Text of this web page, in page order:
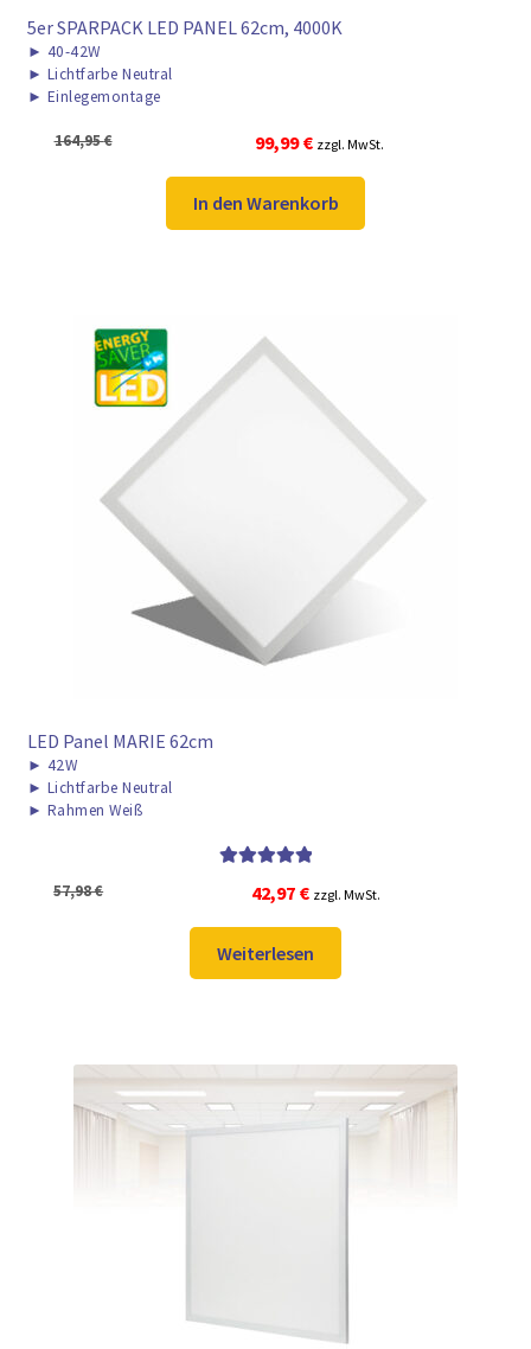
5er SPARPACK LED PANEL 62cm, 4000K
► 40-42W
► Lichtfarbe Neutral
► Einlegemontage
164,95€
Ursprünglicher
Preis
war:
164,95 €
99,99€Aktueller
Preis
ist:
99,99 €.
zzgl. MwSt.
In den Warenkorb
LED Panel MARIE 62cm
► 42W
► Lichtfarbe Neutral
► Rahmen Weiß
von 5
57,98€
Ursprünglicher
war:
57,98 €
42,97 €Aktueller
ist:
42,97 €.
zzgl. MwSt.
Weiterlesen